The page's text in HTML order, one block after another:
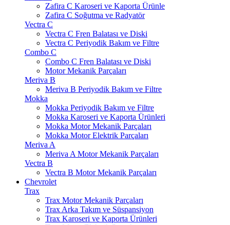
Zafira C Karoseri ve Kaporta Ürünle
Zafira C Soğutma ve Radyatör
Vectra C
Vectra C Fren Balatası ve Diski
Vectra C Periyodik Bakım ve Filtre
Combo C
Combo C Fren Balatası ve Diski
Motor Mekanik Parçaları
Meriva B
Meriva B Periyodik Bakım ve Filtre
Mokka
Mokka Periyodik Bakım ve Filtre
Mokka Karoseri ve Kaporta Ürünleri
Mokka Motor Mekanik Parçaları
Mokka Motor Elektrik Parçaları
Meriva A
Meriva A Motor Mekanik Parçaları
Vectra B
Vectra B Motor Mekanik Parçaları
Chevrolet
Trax
Trax Motor Mekanik Parçaları
Trax Arka Takım ve Süspansiyon
Trax Karoseri ve Kaporta Ürünleri